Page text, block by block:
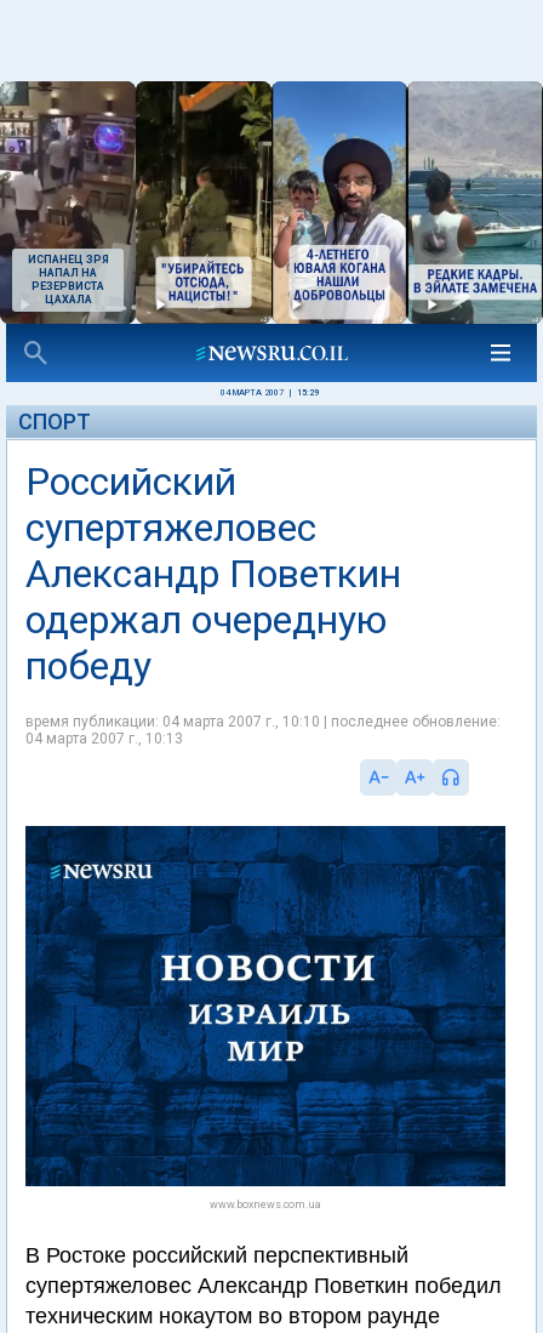
ИСПАНЕЦ ЗРЯ
НАПАЛ НА
РЕЗЕРВИСТА
ЦАХАЛА
04 МАРТА 2007 15:29
СПОРТ
Российский
супертяжеловес
Александр Поветкин
одержал очередную
победу
время публикации: 04 марта 2007 г., 10:10 | последнее обновление:
04 марта 2007 г., 10:13
www.boxnews.com.ua
В Ростоке российский перспективный
супертяжеловес Александр Поветкин победил
техническим нокаутом во втором раунде